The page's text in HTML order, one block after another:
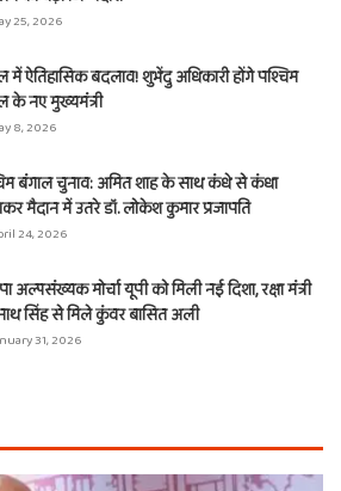
25, 2026
में ऐतिहासिक बदलाव! शुभेंदु अधिकारी होंगे पश्चिम
के नए मुख्यमंत्री
8, 2026
बंगाल चुनाव: अमित शाह के साथ कंधे से कंधा
मैदान में उतरे डॉ. लोकेश कुमार प्रजापति
24, 2026
अल्पसंख्यक मोर्चा यूपी को मिली नई दिशा, रक्षा मंत्री
सिंह से मिले कुंवर बासित अली
31, 2026